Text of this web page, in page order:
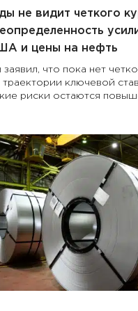
не видит четкого
и цены на нефть
заявил, что пока нет
ключевой
риски остаются